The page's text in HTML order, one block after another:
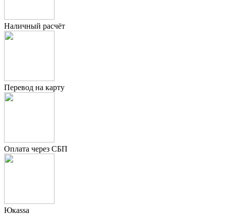
Наличный расчёт
Перевод на карту
Оплата через СБП
Юкаssа